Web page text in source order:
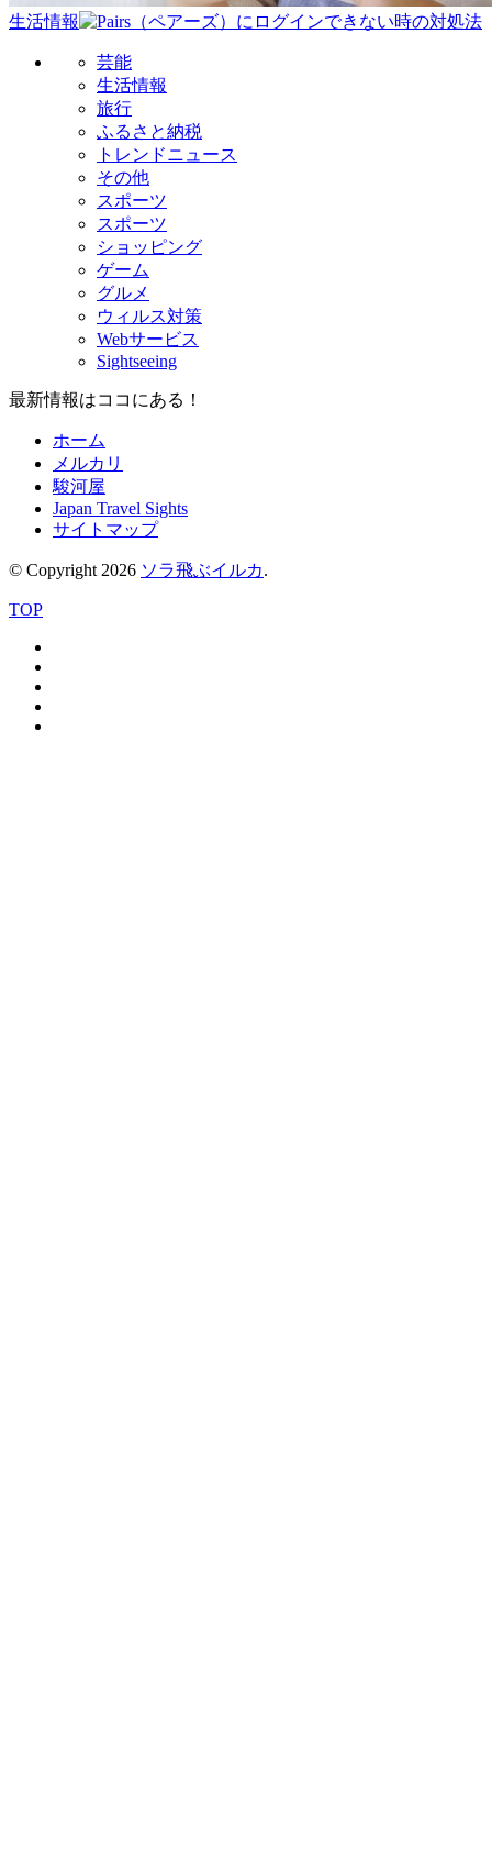
生活情報
芸能
生活情報
旅行
ふるさと納税
トレンドニュース
その他
スポーツ
スポーツ
ショッピング
ゲーム
グルメ
ウィルス対策
Webサービス
Sightseeing
最新情報はココにある！
ホーム
メルカリ
駿河屋
Japan Travel Sights
サイトマップ
© Copyright 2026 ソラ飛ぶイルカ.
TOP